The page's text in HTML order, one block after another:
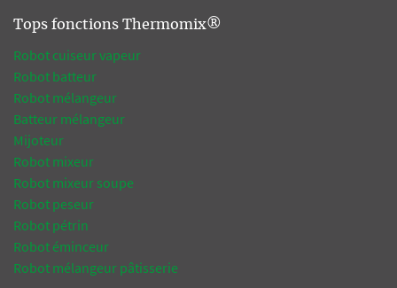
Tops fonctions Thermomix®
Robot cuiseur vapeur
Robot batteur
Robot mélangeur
Batteur mélangeur
Mijoteur
Robot mixeur
Robot mixeur soupe
Robot peseur
Robot pétrin
Robot éminceur
Robot mélangeur pâtisserie